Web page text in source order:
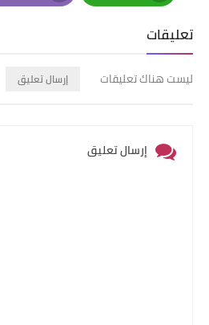
Whatsapp
Email
تعليقات
ليست هناك تعليقات إرسال تعليق
إرسال تعليق